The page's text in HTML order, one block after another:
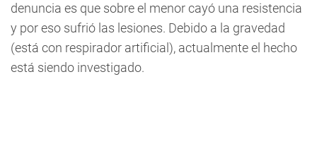
denuncia es que sobre el menor cayó una resistencia
y por eso sufrió las lesiones. Debido a la gravedad
(está con respirador artificial), actualmente el hecho
está siendo investigado.